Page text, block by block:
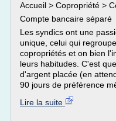
Accueil > Copropriété >
Compte bancaire séparé
Les syndics ont une
unique, celui qui
copropriétés et on bien
leurs habitudes. C'est
d'argent placée (en
90 jours de préférence
Lire la suite